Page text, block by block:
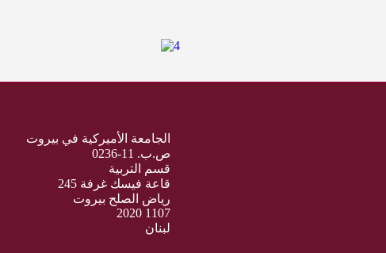
الجامعة الأميركية في بيروت
ص.ب. 11-0236
قسم التربية
قاعة فيسك غرفة 245
رياض الصلح بيروت
1107 2020
لبنان